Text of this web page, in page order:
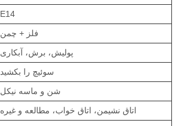
E14
فلز + چمن
پولیش، برش، آبکاری
سوئیچ را بکشید
شن و ماسه نیکل
اتاق نشیمن، اتاق خواب، مطالعه و غیره